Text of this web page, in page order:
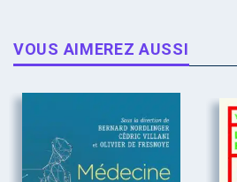
VOUS AIMEREZ AUSSI